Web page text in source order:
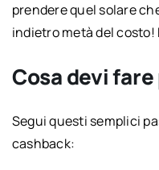
prendere quel solare
indietro metà del costo!
Cosa devi
Segui questi semplici
cashback: